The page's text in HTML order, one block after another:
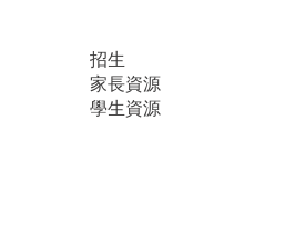
招生
家長資源
學生資源